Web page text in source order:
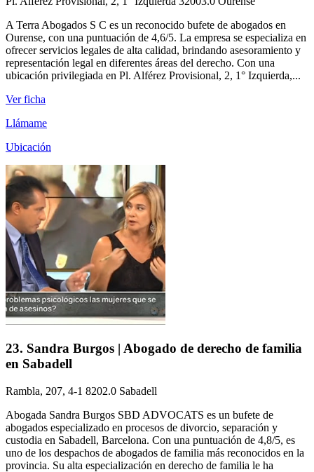
A Terra Abogados S C es un reconocido bufete de abogados en
Ourense, con una puntuación de 4,6/5. La empresa se especializa en
ofrecer servicios legales de alta calidad, brindando asesoramiento y
representación legal en diferentes áreas del derecho. Con una
ubicación privilegiada en Pl. Alférez Provisional, 2, 1° Izquierda,...
Ver ficha
Llámame
Ubicación
23. Sandra Burgos | Abogado de derecho de familia
en Sabadell
Rambla, 207, 4-1 8202.0 Sabadell
Abogada Sandra Burgos SBD ADVOCATS es un bufete de
abogados especializado en procesos de divorcio, separación y
custodia en Sabadell, Barcelona. Con una puntuación de 4,8/5, es
uno de los despachos de abogados de familia más reconocidos en la
provincia. Su alta especialización en derecho de familia le ha